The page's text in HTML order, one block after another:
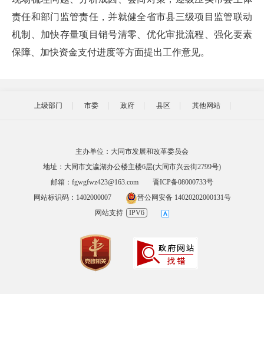
责任和部门监管责任，并就健全省市县三级项目监管联动
机制、加快存量项目销号清零、优化审批流程、强化要素
保障、加快资金支付进度等方面提出工作意见。
上级部门 市委 政府 县区 其他网站
主办单位：大同市发展和改革委员会
地址：大同市文瀛湖办公楼主楼6层(大同市兴云街2799号)
邮箱：fgwgfwz423@163.com
晋ICP备08000733号
网站标识码：1402000007
晋公网安备 14020202000131号
网站支持
IPV6